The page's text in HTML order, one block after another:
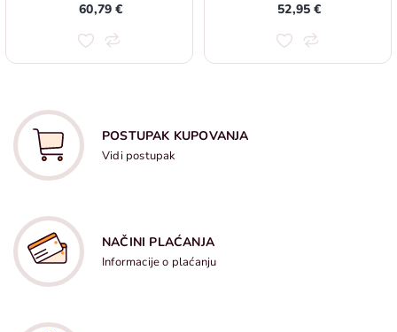
60,79 € 52,95 €
POSTUPAK KUPOVANJA
Vidi postupak
NAČINI PLAĆANJA
Informacije o plaćanju